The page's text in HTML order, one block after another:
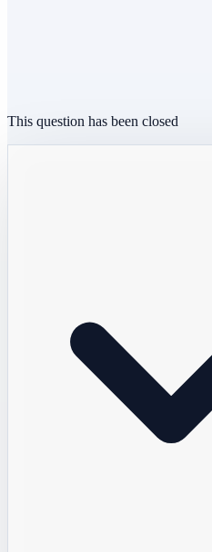
This question has been closed